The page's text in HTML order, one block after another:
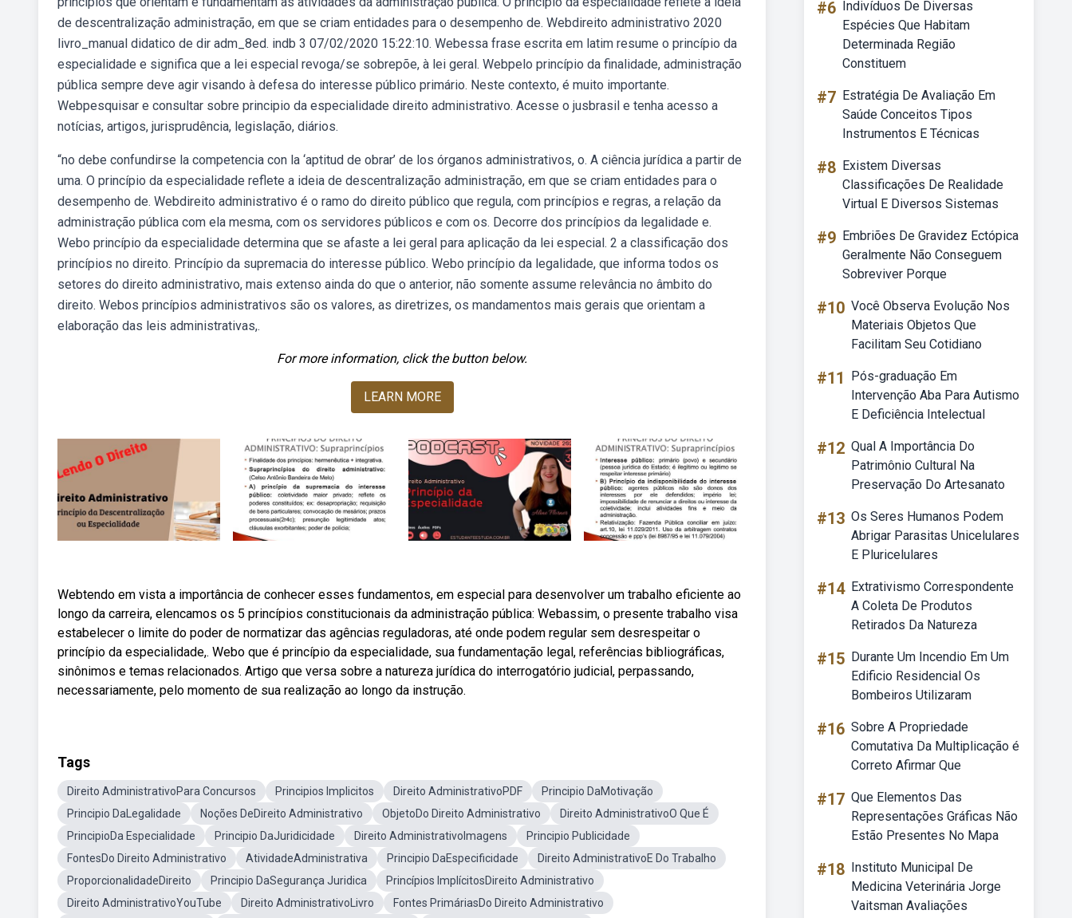
de descentralização administração, em que se criam entidades para o desempenho de. Webdireito administrativo 2020
livro_manual didatico de dir adm_8ed. indb 3 07/02/2020 15:22:10. Webessa frase escrita em latim resume o princípio da
especialidade e significa que a lei especial revoga/se sobrepõe, à lei geral. Webpelo princípio da finalidade, administração
pública sempre deve agir visando à defesa do interesse público primário. Neste contexto, é muito importante.
Webpesquisar e consultar sobre principio da especialidade direito administrativo. Acesse o jusbrasil e tenha acesso a
notícias, artigos, jurisprudência, legislação, diários.
“no debe confundirse la competencia con la ‘aptitud de obrar’ de los órganos administrativos, o. A ciência jurídica a partir de
uma. O princípio da especialidade reflete a ideia de descentralização administração, em que se criam entidades para o
desempenho de. Webdireito administrativo é o ramo do direito público que regula, com princípios e regras, a relação da
administração pública com ela mesma, com os servidores públicos e com os. Decorre dos princípios da legalidade e.
Webo princípio da especialidade determina que se afaste a lei geral para aplicação da lei especial. 2 a classificação dos
princípios no direito. Princípio da supremacia do interesse público. Webo princípio da legalidade, que informa todos os
setores do direito administrativo, mais extenso ainda do que o anterior, não somente assume relevância no âmbito do
direito. Webos princípios administrativos são os valores, as diretrizes, os mandamentos mais gerais que orientam a
elaboração das leis administrativas,.
For more information, click the button below.
LEARN MORE
Webtendo em vista a importância de conhecer esses fundamentos, em especial para desenvolver um trabalho eficiente ao
longo da carreira, elencamos os 5 princípios constitucionais da administração pública: Webassim, o presente trabalho visa
estabelecer o limite do poder de normatizar das agências reguladoras, até onde podem regular sem desrespeitar o
princípio da especialidade,. Webo que é princípio da especialidade, sua fundamentação legal, referências bibliográficas,
sinônimos e temas relacionados. Artigo que versa sobre a natureza jurídica do interrogatório judicial, perpassando,
necessariamente, pelo momento de sua realização ao longo da instrução.
Tags
Direito AdministrativoPara Concursos Principios Implicitos Direito AdministrativoPDF
Principio DaMotivação
Principio DaLegalidade
Noções DeDireito Administrativo ObjetoDo Direito Administrativo
Direito AdministrativoO Que É
PrincipioDa Especialidade
Principio DaJuridicidade Direito AdministrativoImagens
Principio Publicidade
FontesDo Direito Administrativo
AtividadeAdministrativa Principio DaEspecificidade
Direito AdministrativoE Do Trabalho
ProporcionalidadeDireito
Principio DaSegurança Juridica
Princípios ImplícitosDireito Administrativo
Direito AdministrativoYouTube
Direito AdministrativoLivro
Fontes PrimáriasDo Direito Administrativo
#6 Indivíduos De Diversas
Espécies Que Habitam
Determinada Região
Constituem
#7 Estratégia De Avaliação Em
Saúde Conceitos Tipos
Instrumentos E Técnicas
#8 Existem Diversas
Classificações De Realidade
Virtual E Diversos Sistemas
#9 Embriões De Gravidez Ectópica
Geralmente Não Conseguem
Sobreviver Porque
#10 Você Observa Evolução Nos
Materiais Objetos Que
Facilitam Seu Cotidiano
#11
Pós-graduação Em
Intervenção Aba Para Autismo
E Deficiência Intelectual
#12 Qual A Importância Do
Patrimônio Cultural Na
Preservação Do Artesanato
#13 Os Seres Humanos Podem
Abrigar Parasitas Unicelulares
E Pluricelulares
#14 Extrativismo Correspondente
A Coleta De Produtos
Retirados Da Natureza
#15 Durante Um Incendio Em Um
Edificio Residencial Os
Bombeiros Utilizaram
#16 Sobre A Propriedade
Comutativa Da Multiplicação é
Correto Afirmar Que
#17 Que Elementos Das
Representações Gráficas Não
Estão Presentes No Mapa
#18 Instituto Municipal De
Medicina Veterinária Jorge
Vaitsman Avaliações